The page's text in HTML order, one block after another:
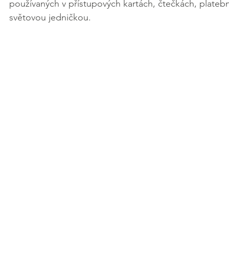
používaných v přístupových kartách, čtečkách,
světovou jedničkou.